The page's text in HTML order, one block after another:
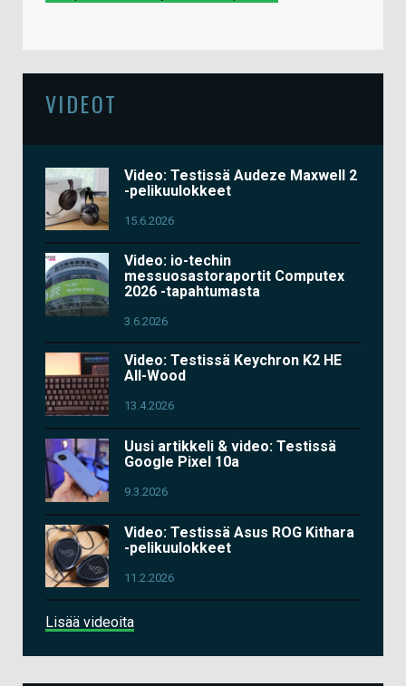
VIDEOT
Video: Testissä Audeze Maxwell 2
-pelikuulokkeet
15.6.2026
Video: io-techin
messuosastoraportit Computex
2026 -tapahtumasta
3.6.2026
Video: Testissä Keychron K2 HE
All-Wood
13.4.2026
Uusi artikkeli & video: Testissä
Google Pixel 10a
9.3.2026
Video: Testissä Asus ROG Kithara
-pelikuulokkeet
11.2.2026
Lisää videoita